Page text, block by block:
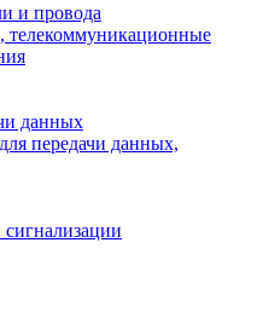
и провода
телекоммуникационные
данных
передачи данных,